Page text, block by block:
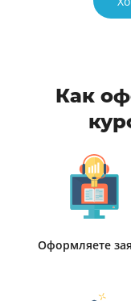
Как
Оформляете